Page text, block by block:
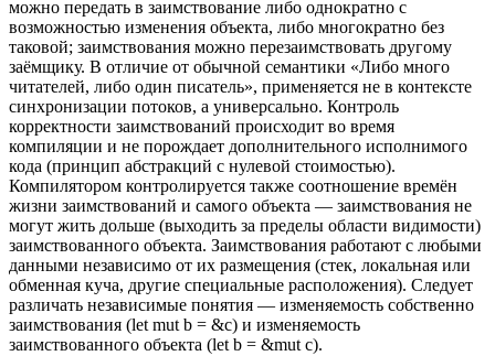
можно передать в заимствование либо однократно с
возможностью изменения объекта, либо многократно без
таковой; заимствования можно перезаимствовать другому
заёмщику. В отличие от обычной семантики «Либо много
читателей, либо один писатель», применяется не в контексте
синхронизации потоков, а универсально. Контроль
корректности заимствований происходит во время
компиляции и не порождает дополнительного исполнимого
кода (принцип абстракций с нулевой стоимостью).
Компилятором контролируется также соотношение времён
жизни заимствований и самого объекта — заимствования не
могут жить дольше (выходить за пределы области видимости)
заимствованного объекта. Заимствования работают с любыми
данными независимо от их размещения (стек, локальная или
обменная куча, другие специальные расположения). Следует
различать независимые понятия — изменяемость собственно
заимствования (let mut b = &c) и изменяемость
заимствованного объекта (let b = &mut c).